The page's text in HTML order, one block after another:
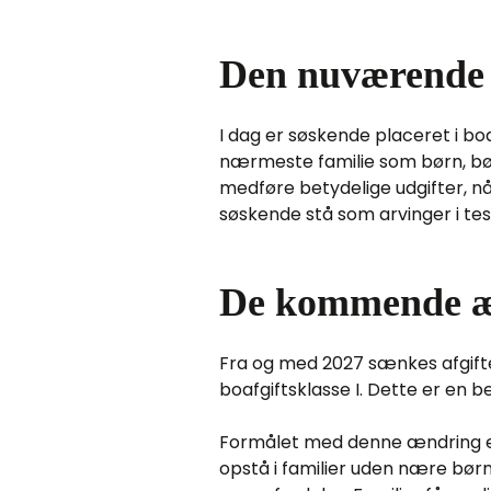
Den
I dag er søskende placeret i
nærmeste familie som børn,
medføre betydelige udgifter,
søskende stå som arvinger i
De kommende
Fra og med 2027 sænkes
boafgiftsklasse I. Dette er en
Formålet med denne ændring
opstå i familier uden nære